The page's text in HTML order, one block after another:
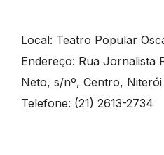
Local: Teatro Popular
Endereço: Rua Jornalista
Neto, s/nº, Centro, Niterói
Telefone: (21) 2613-2734